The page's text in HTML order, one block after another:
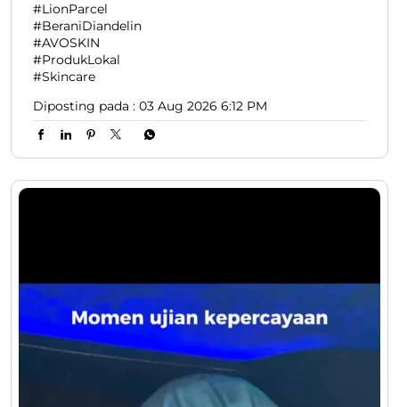
#LionParcel
#BeraniDiandelin
#AVOSKIN
#ProdukLokal
#Skincare
Diposting pada : 03 Aug 2026 6:12 PM